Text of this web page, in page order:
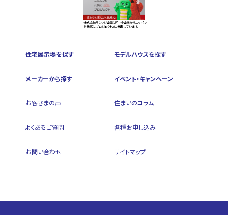
株式会社サンフジ企画は『中小企業からニッポン
を元気にプロジェクト』に参画しています。
住宅展示場を探す モデルハウスを探す
メーカーから探す イベント・キャンペーン
お客さまの声 住まいのコラム
よくあるご質問 各種お申し込み
お問い合わせ サイトマップ